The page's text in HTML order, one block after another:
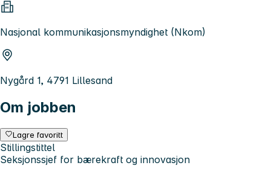
Nasjonal kommunikasjonsmyndighet (Nkom)
Nygård 1, 4791 Lillesand
Om jobben
Lagre favoritt
Stillingstittel
Seksjonssjef for bærekraft og innovasjon